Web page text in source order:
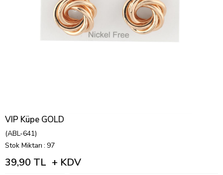
VIP Küpe GOLD
(ABL-641)
Stok Miktarı : 97
39,90 TL + KDV